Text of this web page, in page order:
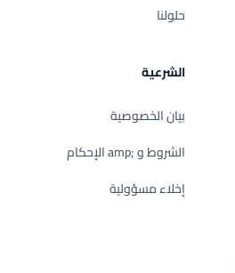
حلولنا
الشرعية
بيان الخصوصية
الشروط و ;amp الإحكام
إخلاء مسؤولية